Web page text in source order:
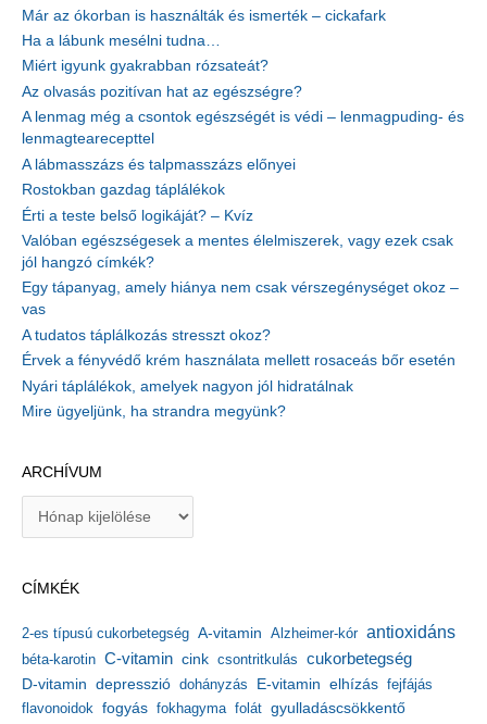
Már az ókorban is használták és ismerték – cickafark
Ha a lábunk mesélni tudna…
Miért igyunk gyakrabban rózsateát?
Az olvasás pozitívan hat az egészségre?
A lenmag még a csontok egészségét is védi – lenmagpuding- és
lenmagtearecepttel
A lábmasszázs és talpmasszázs előnyei
Rostokban gazdag táplálékok
Érti a teste belső logikáját? – Kvíz
Valóban egészségesek a mentes élelmiszerek, vagy ezek csak
jól hangzó címkék?
Egy tápanyag, amely hiánya nem csak vérszegénységet okoz –
vas
A tudatos táplálkozás stresszt okoz?
Érvek a fényvédő krém használata mellett rosaceás bőr esetén
Nyári táplálékok, amelyek nagyon jól hidratálnak
Mire ügyeljünk, ha strandra megyünk?
ARCHÍVUM
í
u
m
CÍMKÉK
2-es típusú cukorbetegség A-vitamin Alzheimer-kór antioxidáns
béta-karotin C-vitamin cink csontritkulás cukorbetegség
D-vitamin depresszió dohányzás E-vitamin elhízás fejfájás
flavonoidok fogyás fokhagyma folát gyulladáscsökkentő